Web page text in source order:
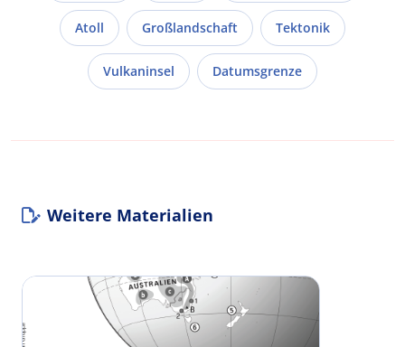
Atoll Großlandschaft Tektonik
Vulkaninsel Datumsgrenze
Weitere Materialien